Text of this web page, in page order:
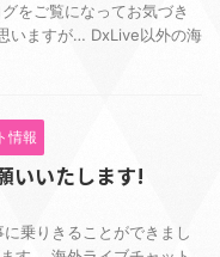
をご覧になってお気づき
いますが… DxLive以外の海
情報
いいたします!
乗りきることができまし